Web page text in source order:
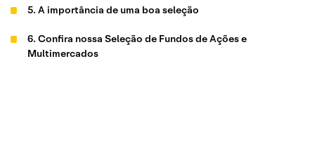
5. A importância de uma boa seleção
6. Confira nossa Seleção de Fundos de Ações e
Multimercados